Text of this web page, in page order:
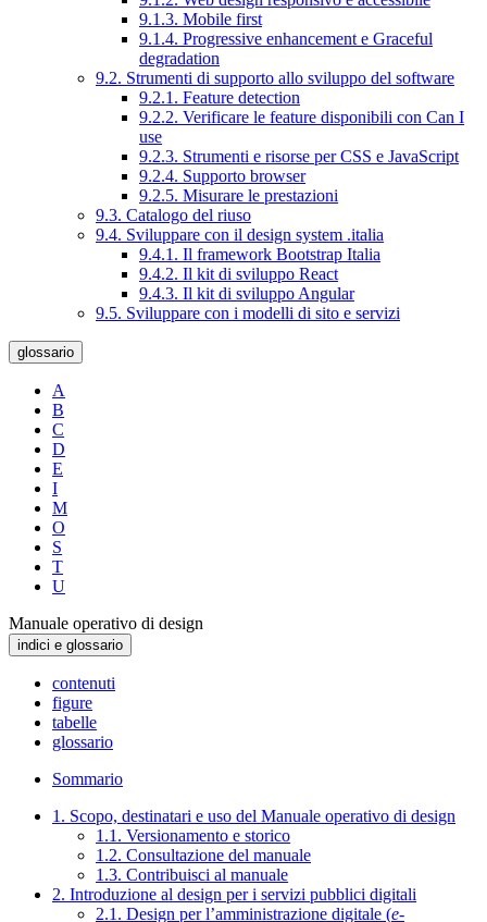
9.1.3. Mobile first
9.1.4. Progressive enhancement e Graceful
degradation
9.2. Strumenti di supporto allo sviluppo del software
9.2.1. Feature detection
9.2.2. Verificare le feature disponibili con Can I
use
9.2.3. Strumenti e risorse per CSS e JavaScript
9.2.4. Supporto browser
9.2.5. Misurare le prestazioni
9.3. Catalogo del riuso
9.4. Sviluppare con il design system .italia
9.4.1. Il framework Bootstrap Italia
9.4.2. Il kit di sviluppo React
9.4.3. Il kit di sviluppo Angular
9.5. Sviluppare con i modelli di sito e servizi
glossario
A
B
C
D
E
I
M
O
S
T
U
Manuale operativo di design
indici e glossario
contenuti
figure
tabelle
glossario
Sommario
1. Scopo, destinatari e uso del Manuale operativo di design
1.1. Versionamento e storico
1.2. Consultazione del manuale
1.3. Contribuisci al manuale
2. Introduzione al design per i servizi pubblici digitali
2.1. Design per l’amministrazione digitale (e-